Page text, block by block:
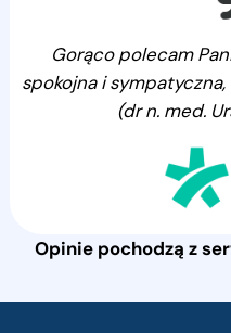
Gorąco polecam
spokojna i
(dr n. med.
Opinie pochodzą z